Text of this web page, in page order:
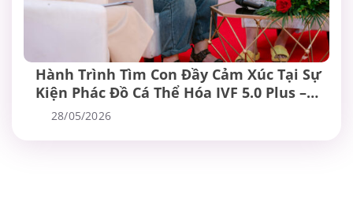
Hành Trình Tìm Con Đầy Cảm Xúc Tại Sự
Kiện Phác Đồ Cá Thể Hóa IVF 5.0 Plus –
Chuẩn Mực Mới Trong Điều Trị Hiếm
28/05/2026